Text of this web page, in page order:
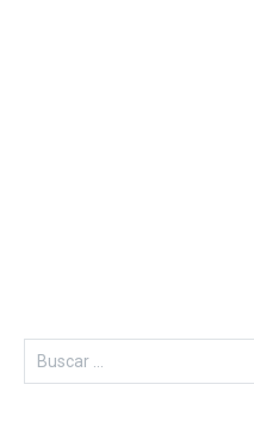
Buscar: